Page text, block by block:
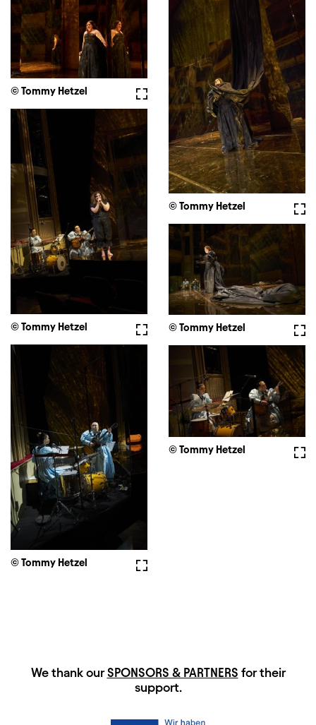
Fullscreen
© Tommy Hetzel
© Tommy Hetzel
Fullscreen
© Tommy Hetzel © Tommy Hetzel
Fullscreen
© Tommy Hetzel
© Tommy Hetzel
HAUPTSPONSOREN
We thank ourSPONSORS & PARTNERS for their
support.